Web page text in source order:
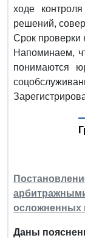
ходе
решений,
Срок проверки
Напоминаем,
понимаются
осложненных
Даны